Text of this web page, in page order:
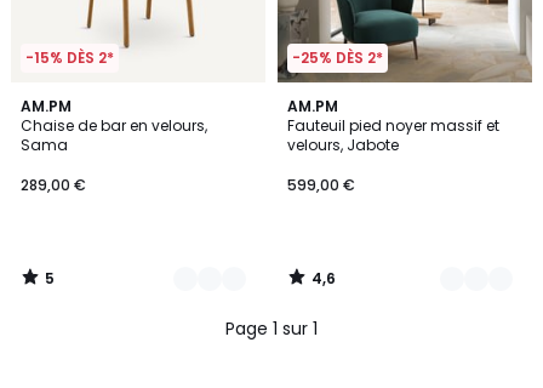
-15% DÈS 2*
AM.PM
Chaise de bar en velours,
Sama
289,00 €
5
/
5
4
Couleurs
5
/
-25% DÈS 2*
AM.PM
Fauteuil pied noyer massif et
velours, Jabote
599,00 €
4,6
/ 5
2
Couleurs
4,6
/
Page 1 sur 1